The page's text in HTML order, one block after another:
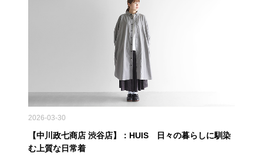
2026-03-30
【中川政七商店 渋谷店】：HUIS 日々の暮らしに馴染
む上質な日常着